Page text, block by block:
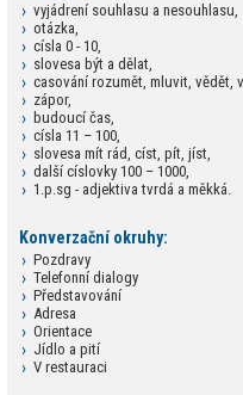
vyjádrení souhlasu a nesouhlasu,
otázka,
císla 0 - 10,
slovesa být a dělat,
casování rozumět, mluvit, vědět,
zápor,
budoucí čas,
císla 11 – 100,
slovesa mít rád, císt, pít, jíst,
další císlovky 100 – 1000,
1.p.sg - adjektiva tvrdá a měkká.
Konverzační okruhy:
Pozdravy
Telefonní dialogy
Představování
Adresa
Orientace
Jídlo a pití
V restauraci